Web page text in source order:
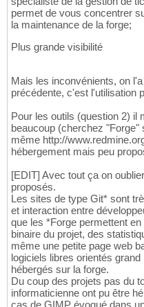
permet de vous concentrer
la maintenance de la forge;
Plus grande visibilité
Mais les inconvénients, on
précédente, c'est l'utilisation
Pour les outils (question 2) il
beaucoup (cherchez "Forge"
même http://
hébergement mais peu
[EDIT] Avec tout ça on
proposés.
Les sites de type Git* sont
et interaction entre
que les *Forge permettent
binaire du projet, des
même une petite page web
logiciels libres orientés
hébergés sur la forge.
Du coup des projets pas du
informaticienne ont pu être